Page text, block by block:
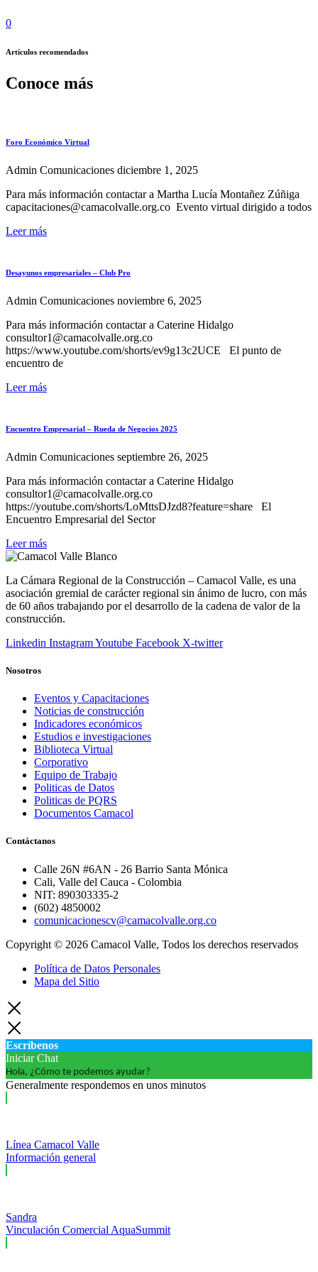
0
Artículos recomendados
Conoce más
Foro Económico Virtual
Admin Comunicaciones diciembre 1, 2025
Para más información contactar a Martha Lucía Montañez Zúñiga
capacitaciones@camacolvalle.org.co Evento virtual dirigido a todos
Leer más
Desayunos empresariales – Club Pro
Admin Comunicaciones noviembre 6, 2025
Para más información contactar a Caterine Hidalgo
consultor1@camacolvalle.org.co
https://www.youtube.com/shorts/ev9g13c2UCE El punto de
encuentro de
Leer más
Encuentro Empresarial – Rueda de Negocios 2025
Admin Comunicaciones septiembre 26, 2025
Para más información contactar a Caterine Hidalgo
consultor1@camacolvalle.org.co
https://youtube.com/shorts/LoMttsDJzd8?feature=share El
Encuentro Empresarial del Sector
Leer más
La Cámara Regional de la Construcción – Camacol Valle, es una
asociación gremial de carácter regional sin ánimo de lucro, con más
de 60 años trabajando por el desarrollo de la cadena de valor de la
construcción.
Linkedin InstagramYoutube Facebook X-twitter
Nosotros
Eventos y Capacitaciones
Noticias de construcción
Indicadores económicos
Estudios e investigaciones
Biblioteca Virtual
Corporativo
Equipo de Trabajo
Politicas de Datos
Politicas de PQRS
Documentos Camacol
Contáctanos
Calle 26N #6AN - 26 Barrio Santa Mónica
Cali, Valle del Cauca - Colombia
NIT: 890303335-2
(602) 4850002
comunicacionescv@camacolvalle.org.co
Copyright © 2026 Camacol Valle, Todos los derechos reservados
Política de Datos Personales
Mapa del Sitio
Escríbenos
Iniciar Chat
Hola, ¿Cómo te podemos ayudar?
Generalmente respondemos en unos minutos
Línea Camacol Valle
Información general
Sandra
Vinculación Comercial AquaSummit